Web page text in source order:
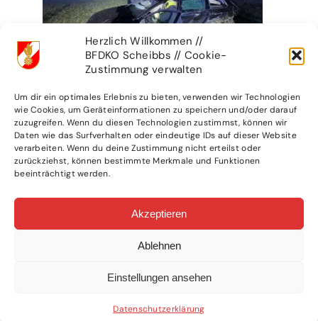
Herzlich Willkommen //
BFDKO Scheibbs // Cookie-
Zustimmung verwalten
Um dir ein optimales Erlebnis zu bieten, verwenden wir Technologien
wie Cookies, um Geräteinformationen zu speichern und/oder darauf
zuzugreifen. Wenn du diesen Technologien zustimmst, können wir
Daten wie das Surfverhalten oder eindeutige IDs auf dieser Website
verarbeiten. Wenn du deine Zustimmung nicht erteilst oder
zurückziehst, können bestimmte Merkmale und Funktionen
beeinträchtigt werden.
Akzeptieren
Ablehnen
Einstellungen ansehen
Datenschutzerklärung